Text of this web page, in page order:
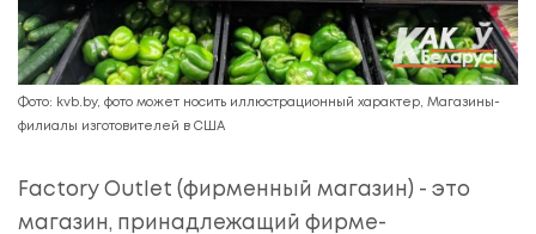
Фото: kvb.by, фото может носить иллюстрационный характер, Магазины-
филиалы изготовителей в США
Factory Outlet (фирменный магазин) - это
магазин, принадлежащий фирме-